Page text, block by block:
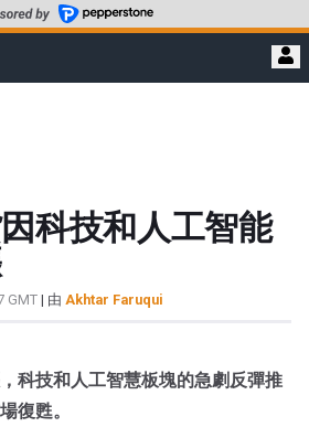
科技和人工智能
GMT | 由 Akhtar Faruqui
科技和人工智慧板塊的急劇反彈推
復甦。